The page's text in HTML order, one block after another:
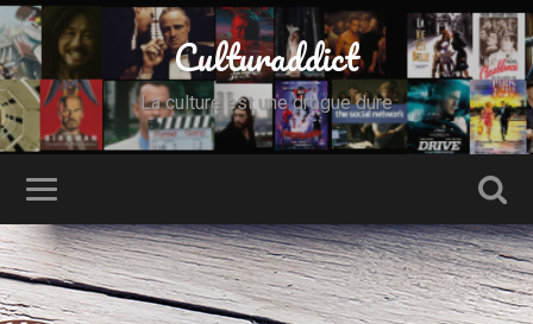
Culturaddict
La culture est une drogue dure